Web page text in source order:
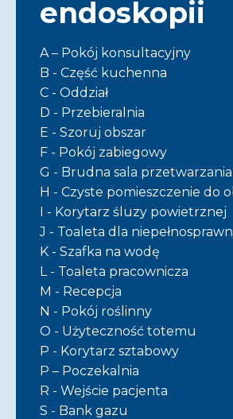
endoskopii
A – Pokój konsultacyjny
B - Część kuchenna
C - Oddział
D - Przebieralnia
E - Szoruj obszar
F - Pokój zabiegowy
G - Brudna sala przetwarzania
H - Czyste pomieszczenie do
I - Korytarz śluzy powietrznej
J - Toaleta dla
K - Szafka na wodę
L - Toaleta pracownicza
M - Recepcja
N - Pokój roślinny
O - Użyteczność totemu
P - Korytarz sztabowy
P – Poczekalnia
R - Wejście pacjenta
S - Bank gazu